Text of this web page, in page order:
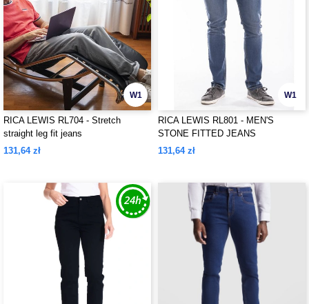
W1
RICA LEWIS RL704 - Stretch
straight leg fit jeans
131,64 zł
W1
RICA LEWIS RL801 - MEN'S
STONE FITTED JEANS
131,64 zł